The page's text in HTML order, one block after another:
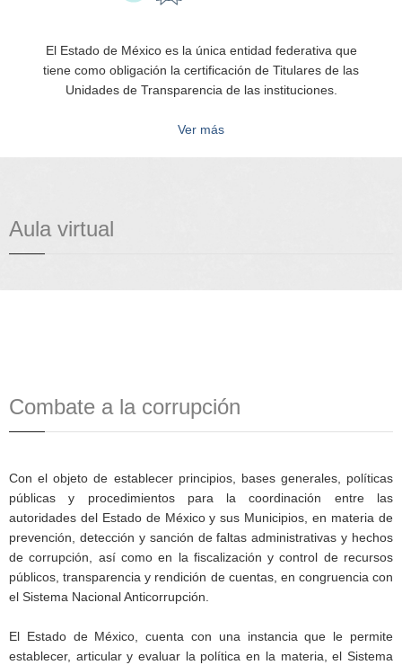
El Estado de México es la única entidad federativa que
tiene como obligación la certificación de Titulares de las
Unidades de Transparencia de las instituciones.
Ver más
Aula virtual
Combate a la corrupción
Con el objeto de establecer principios, bases generales, políticas
públicas y procedimientos para la coordinación entre las
autoridades del Estado de México y sus Municipios, en materia de
prevención, detección y sanción de faltas administrativas y hechos
de corrupción, así como en la fiscalización y control de recursos
públicos, transparencia y rendición de cuentas, en congruencia con
el Sistema Nacional Anticorrupción.
El Estado de México, cuenta con una instancia que le permite
establecer, articular y evaluar la política en la materia, el Sistema